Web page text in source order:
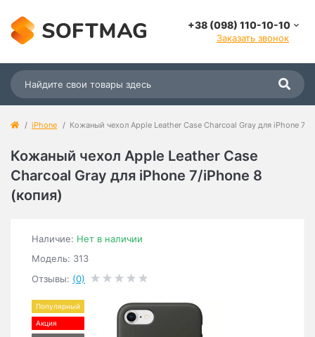
+38 (098) 110-10-10
Заказать звонок
iPhone Кожаный чехол Apple Leather Case Charcoal Gray для iPhone 7/
Кожаный чехол Apple Leather Case
Charcoal Gray для iPhone 7/iPhone 8
(копия)
Наличие: Нет в наличии
Модель: 313
Отзывы: (0)
Популярный
Акция